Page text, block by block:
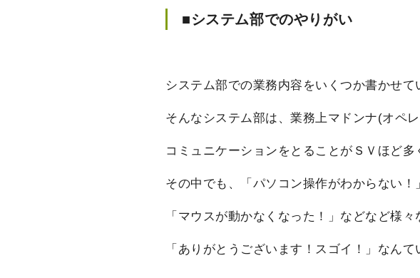
■システム部でのやりがい
システム部での業務内容をいくつか書かせて
そんなシステム部は、業務上マドンナ(オペ
コミュニケーションをとることがＳＶほど多
その中でも、「パソコン操作がわからない！
「マウスが動かなくなった！」などなど様々
「ありがとうございます！スゴイ！」なん